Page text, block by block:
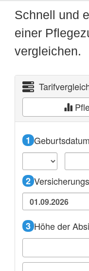
Schnell und
einer
vergleichen.